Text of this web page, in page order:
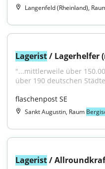
Langenfeld (Rheinland),
Lagerist / Lagerhelfer
"...mittlerweile über
über 190 deutschen
flaschenpost SE
Sankt Augustin, Raum
Lagerist /